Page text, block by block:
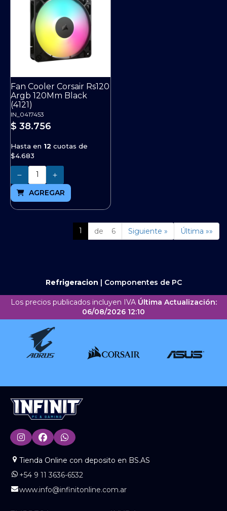
Fan Cooler Corsair Rs120
Argb 120Mm Black
(4121)
IN_0417453
$ 38.756
Hasta en 12 cuotas de
$4.683
Cantidad
AGREGAR
1 de 6 Siguiente » Última »»
Refrigeracion | Componentes de PC
Los precios publicados incluyen IVA Última Actualización:
06/08/2026 12:10
Tienda Online con deposito en BS.AS
+54 9 11 3636-6532
www.info@infinitonline.com.ar